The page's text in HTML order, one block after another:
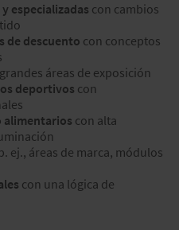
especializadas con cambios
de descuento con conceptos
áreas de exposición
deportivos con
alimentarios con alta
ej., áreas de marca, módulos
con una lógica de